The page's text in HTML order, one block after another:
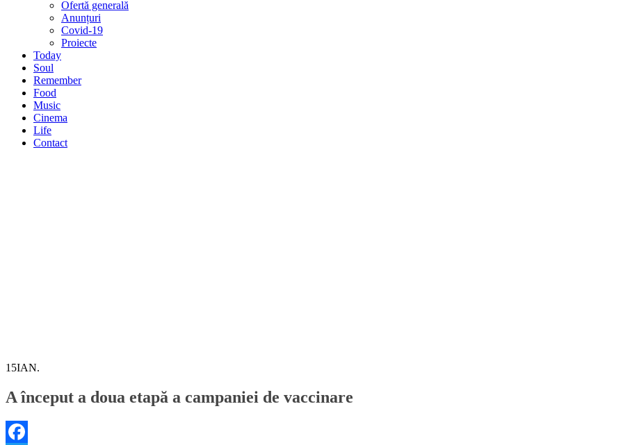
Ofertă generală
Anunțuri
Covid-19
Proiecte
Today
Soul
Remember
Food
Music
Cinema
Life
Contact
15IAN.
A început a doua etapă a campaniei de vaccinare